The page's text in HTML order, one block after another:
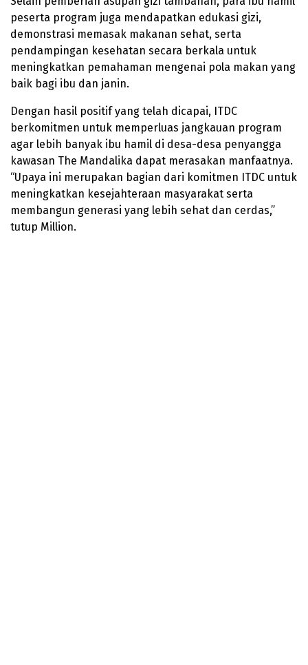
peserta program juga mendapatkan edukasi gizi,
demonstrasi memasak makanan sehat, serta
pendampingan kesehatan secara berkala untuk
meningkatkan pemahaman mengenai pola makan yang
baik bagi ibu dan janin.
Dengan hasil positif yang telah dicapai, ITDC
berkomitmen untuk memperluas jangkauan program
agar lebih banyak ibu hamil di desa-desa penyangga
kawasan The Mandalika dapat merasakan manfaatnya.
“Upaya ini merupakan bagian dari komitmen ITDC untuk
meningkatkan kesejahteraan masyarakat serta
membangun generasi yang lebih sehat dan cerdas,”
tutup Million.